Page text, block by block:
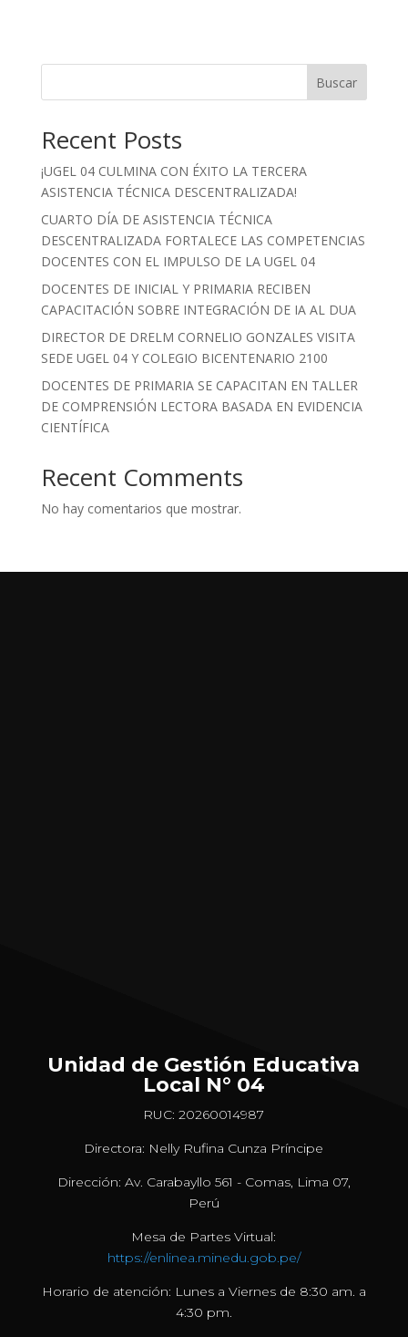
Buscar
Recent Posts
¡UGEL 04 CULMINA CON ÉXITO LA TERCERA
ASISTENCIA TÉCNICA DESCENTRALIZADA!
CUARTO DÍA DE ASISTENCIA TÉCNICA
DESCENTRALIZADA FORTALECE LAS COMPETENCIAS
DOCENTES CON EL IMPULSO DE LA UGEL 04
DOCENTES DE INICIAL Y PRIMARIA RECIBEN
CAPACITACIÓN SOBRE INTEGRACIÓN DE IA AL DUA
DIRECTOR DE DRELM CORNELIO GONZALES VISITA
SEDE UGEL 04 Y COLEGIO BICENTENARIO 2100
DOCENTES DE PRIMARIA SE CAPACITAN EN TALLER
DE COMPRENSIÓN LECTORA BASADA EN EVIDENCIA
CIENTÍFICA
Recent Comments
No hay comentarios que mostrar.
Unidad de Gestión Educativa
Local N° 04
RUC: 20260014987
Directora: Nelly Rufina Cunza Príncipe
Dirección: Av. Carabayllo 561 - Comas, Lima 07,
Perú
Mesa de Partes Virtual:
https://enlinea.minedu.gob.pe/
Horario de atención: Lunes a Viernes de 8:30 am. a
4:30 pm.